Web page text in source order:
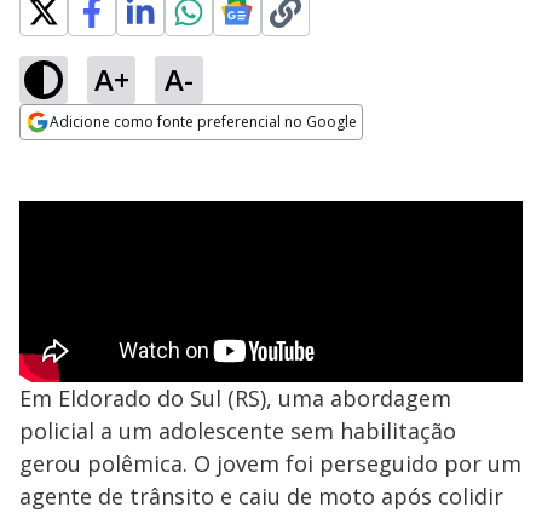
A+ A-
Adicione como fonte preferencial no Google
Em Eldorado do Sul (RS), uma abordagem
policial a um adolescente sem habilitação
gerou polêmica. O jovem foi perseguido por um
agente de trânsito e caiu de moto após colidir